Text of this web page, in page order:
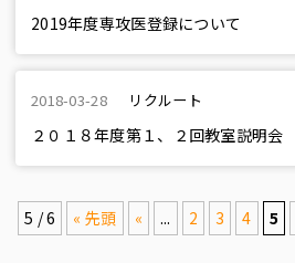
2019年度専攻医登録について
2018-03-28 リクルート
２０１８年度第１、２回教室説明会
5 / 6 « 先頭 « ... 2 3 4 5